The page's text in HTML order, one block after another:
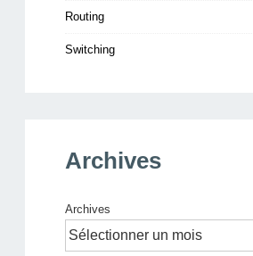
Routing
Switching
Archives
Archives